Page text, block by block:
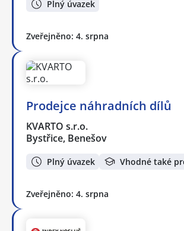
Plný úvazek
Zveřejněno: 4. srpna
Prodejce náhradních dílů
KVARTO s.r.o.
Bystřice, Benešov
Plný úvazek Vhodné také
Zveřejněno: 4. srpna